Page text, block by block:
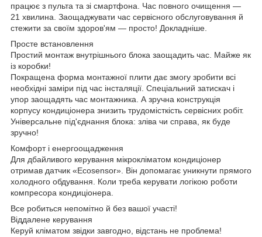
працює з пульта та зі смартфона. Час повного очищення —
21 хвилина. Заощаджувати час сервісного обслуговування й
стежити за своїм здоров'ям — просто! Докладніше.
Просте встановлення
Простий монтаж внутрішнього блока заощадить час. Майже як
із коробки!
Покращена форма монтажної плити дає змогу зробити всі
необхідні заміри під час інсталяції. Спеціальний затискач і
упор заощадять час монтажника. А зручна конструкція
корпусу кондиціонера знизить трудомісткість сервісних робіт.
Універсальне під'єднання блока: зліва чи справа, як буде
зручно!
Комфорт і енергоощадження
Для дбайливого керування мікрокліматом кондиціонер
отримав датчик «Ecosensor». Він допомагає уникнути прямого
холодного обдування. Коли треба керувати логікою роботи
компресора кондиціонера.
Все робиться непомітно й без вашої участі!
Віддалене керування
Керуй кліматом звідки завгодно, відстань не проблема!